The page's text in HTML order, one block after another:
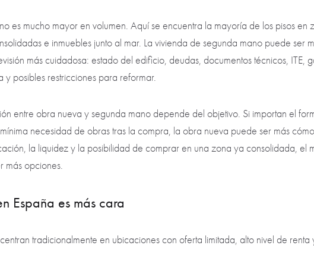
es mucho mayor en volumen. Aquí se encuentra la mayoría de los pisos en
e inmuebles junto al mar. La vivienda de segunda mano puede ser
más cuidadosa: estado del edificio, deudas, documentos técnicos, ITE,
y posibles restricciones para reformar.
entre obra nueva y segunda mano depende del objetivo. Si importan el
necesidad de obras tras la compra, la obra nueva puede ser más
la liquidez y la posibilidad de comprar en una zona ya consolidada, el
más opciones.
España es más cara
tradicionalmente en ubicaciones con oferta limitada, alto nivel de